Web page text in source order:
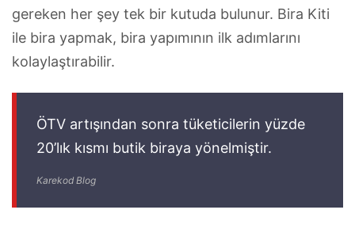
gereken her şey tek bir kutuda bulunur. Bira Kiti
ile bira yapmak, bira yapımının ilk adımlarını
kolaylaştırabilir.
ÖTV artışından sonra tüketicilerin yüzde
20’lık kısmı butik biraya yönelmiştir.
Karekod Blog